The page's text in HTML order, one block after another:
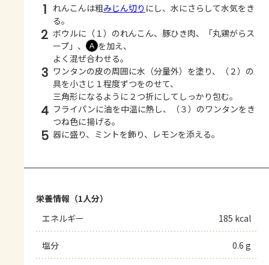
1 れんこんは粗みじん切り にし、水にさらして水気をき
る。
2 ボウルに（１）のれんこん、豚ひき肉、「丸鶏がらス
ープ」、
Ａ を加え、
よく混ぜ合わせる。
3 ワンタンの皮の周囲に水（分量外）を塗り、（２）の
具を小さじ１程度ずつをのせて、
三角形になるように２つ折にしてしっかり包む。
4 フライパンに油を中温に熱し、（３）のワンタンをき
つね色に揚げる。
5 器に盛り、ミントを飾り、レモンを添える。
栄養情報（1人分）
エネルギー
185 kcal
塩分 0.6 g